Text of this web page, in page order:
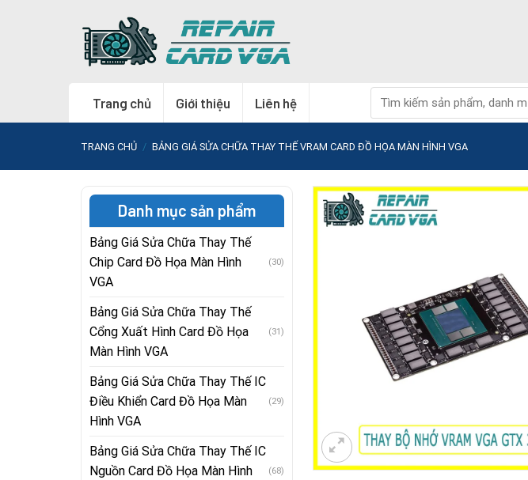
Trang chủ Giới thiệu Liên hệ
kiếm:
TRANG CHỦ / BẢNG GIÁ SỬA CHỮA THAY THẾ VRAM CARD ĐỒ HỌA MÀN HÌNH VGA
Danh mục sản phẩm
Bảng Giá Sửa Chữa Thay Thế
Chip Card Đồ Họa Màn Hình
VGA
(30)
Bảng Giá Sửa Chữa Thay Thế
Cổng Xuất Hình Card Đồ Họa
Màn Hình VGA
(31)
Bảng Giá Sửa Chữa Thay Thế IC
Điều Khiển Card Đồ Họa Màn
Hình VGA
(29)
Bảng Giá Sửa Chữa Thay Thế IC
Nguồn Card Đồ Họa Màn Hình
(68)